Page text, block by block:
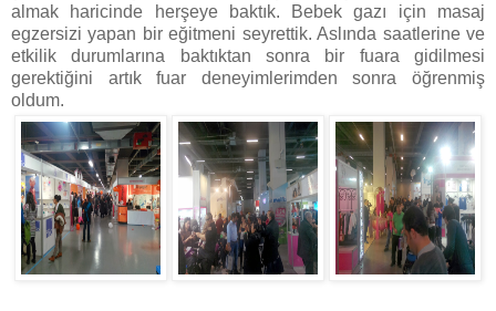
almak haricinde herşeye baktık. Bebek gazı için masaj
egzersizi yapan bir eğitmeni seyrettik. Aslında saatlerine ve
etkilik durumlarına baktıktan sonra bir fuara gidilmesi
gerektiğini artık fuar deneyimlerimden sonra öğrenmiş
oldum.